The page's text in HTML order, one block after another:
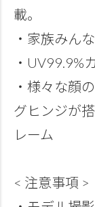
載。
・家族みん
・UV99.9%
・様々な顔
グヒンジが
レーム
< 注意事項 >